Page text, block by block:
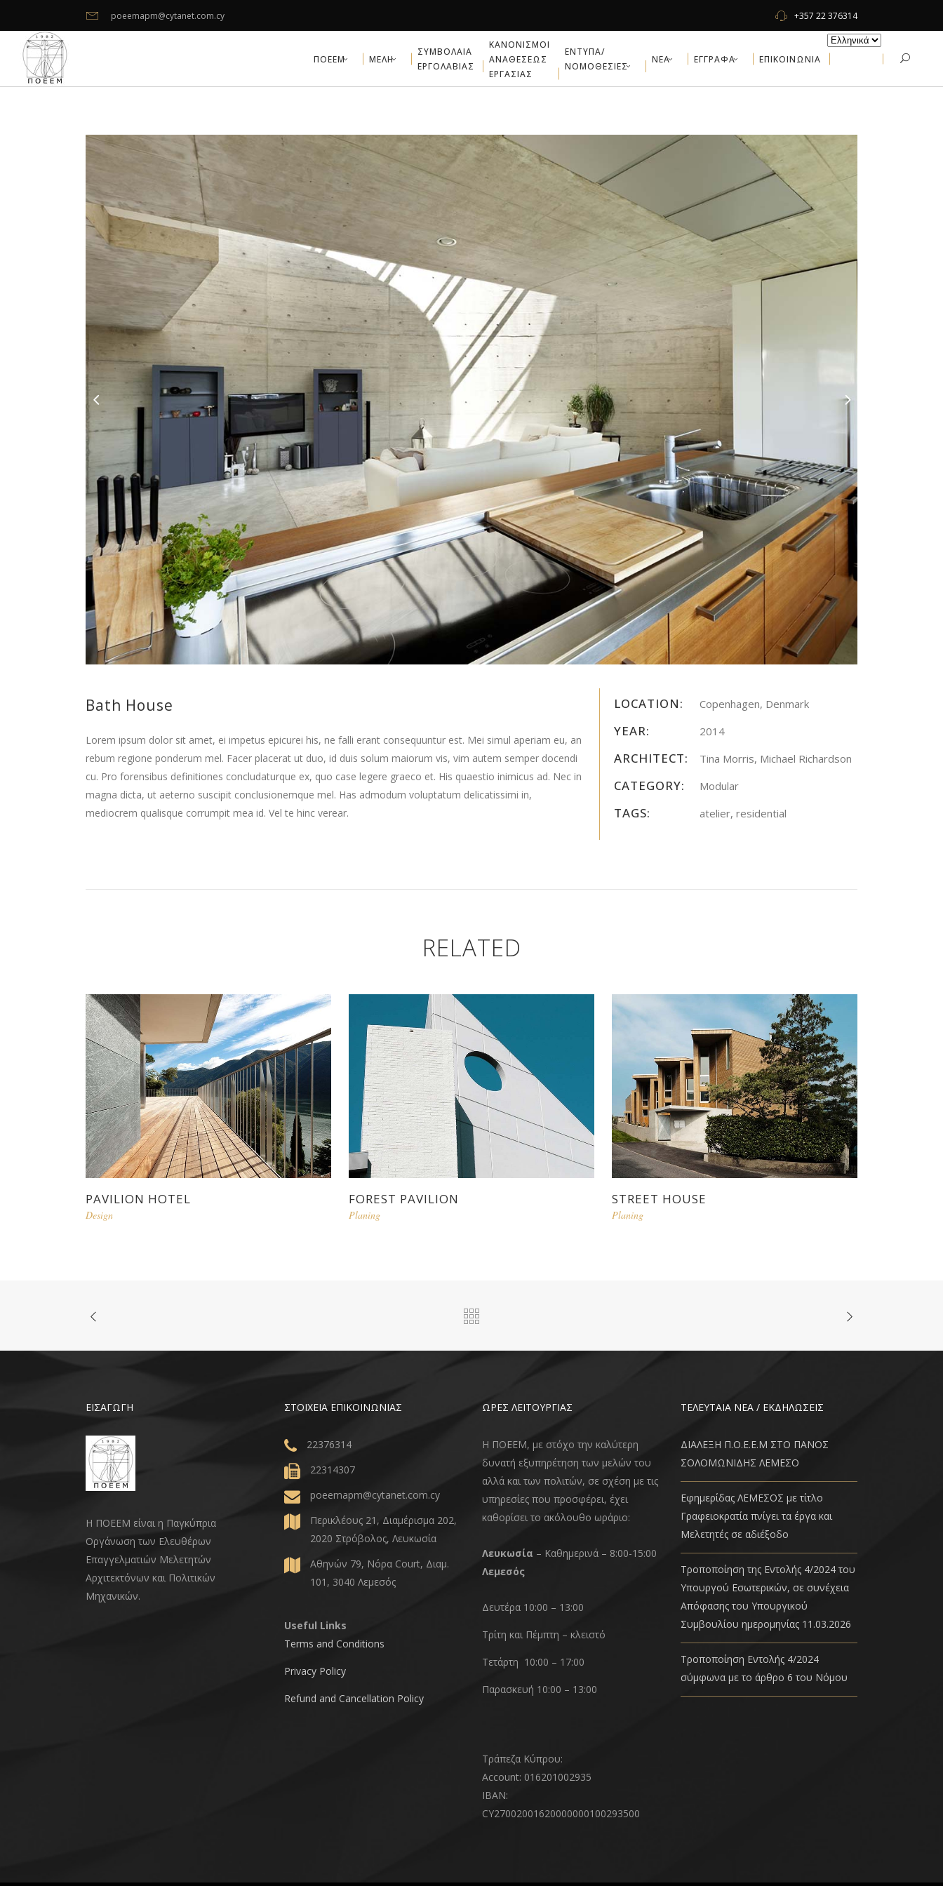
poeemapm@cytanet.com.cy +357 22 376314
ΠΟΕΕΜ ΜΕΛΗ
ΣΥΜΒΟΛΑΙΑ
ΕΡΓΟΛΑΒΙΑΣ
ΚΑΝΟΝΙΣΜΟΙ
ΑΝΑΘΕΣΕΩΣ
ΕΡΓΑΣΙΑΣ
ΕΝΤΥΠΑ/
ΝΟΜΟΘΕΣΙΕΣ
ΝΕΑ ΕΓΓΡΑΦΑ ΕΠΙΚΟΙΝΩΝΙΑ
Bath House
Lorem ipsum dolor sit amet, ei impetus epicurei his, ne falli erant consequuntur est. Mei simul aperiam eu, an
rebum regione ponderum mel. Facer placerat ut duo, id duis solum maiorum vis, vim autem semper docendi
cu. Pro forensibus definitiones concludaturque ex, quo case legere graeco et. His quaestio inimicus ad. Nec in
magna dicta, ut aeterno suscipit conclusionemque mel. Has admodum voluptatum delicatissimi in,
mediocrem qualisque corrumpit mea id. Vel te hinc verear.
LOCATION: Copenhagen, Denmark
YEAR: 2014
ARCHITECT: Tina Morris, Michael Richardson
CATEGORY: Modular
TAGS: atelier, residential
RELATED
PAVILION HOTEL
Design
FOREST PAVILION
Planing
STREET HOUSE
Planing
ΕΙΣΑΓΩΓΗ
Η ΠΟΕΕΜ είναι η Παγκύπρια
Οργάνωση των Ελευθέρων
Επαγγελματιών Μελετητών
Αρχιτεκτόνων και Πολιτικών
Μηχανικών.
ΣΤΟΙΧΕΙΑ ΕΠΙΚΟΙΝΩΝΙΑΣ
22376314
22314307
poeemapm@cytanet.com.cy
Περικλέους 21, Διαμέρισμα 202,
2020 Στρόβολος, Λευκωσία
Αθηνών 79, Νόρα Court, Διαμ.
101, 3040 Λεμεσός
Useful Links
Terms and Conditions
Privacy Policy
Refund and Cancellation Policy
ΩΡΕΣ ΛΕΙΤΟΥΡΓΙΑΣ
Η ΠΟΕΕΜ, με στόχο την καλύτερη
δυνατή εξυπηρέτηση των μελών του
αλλά και των πολιτών, σε σχέση με τις
υπηρεσίες που προσφέρει, έχει
καθορίσει το ακόλουθο ωράριο:
Λευκωσία – Καθημερινά – 8:00-15:00
Λεμεσός
Δευτέρα 10:00 – 13:00
Τρίτη και Πέμπτη – κλειστό
Τετάρτη 10:00 – 17:00
Παρασκευή 10:00 – 13:00
Τράπεζα Κύπρου:
Account: 016201002935
IBAN:
CY27002001620000000100293500
ΤΕΛΕΥΤΑΙΑ ΝΕΑ / ΕΚΔΗΛΩΣΕΙΣ
ΔΙΑΛΕΞΗ Π.Ο.Ε.Ε.Μ ΣΤΟ ΠΑΝΟΣ
ΣΟΛΟΜΩΝΙΔΗΣ ΛΕΜΕΣΟ
Εφημερίδας ΛΕΜΕΣΟΣ με τίτλο
Γραφειοκρατία πνίγει τα έργα και
Μελετητές σε αδιέξοδο
Τροποποίηση της Εντολής 4/2024 του
Υπουργού Εσωτερικών, σε συνέχεια
Απόφασης του Υπουργικού
Συμβουλίου ημερομηνίας 11.03.2026
Τροποποίηση Εντολής 4/2024
σύμφωνα με το άρθρο 6 του Νόμου